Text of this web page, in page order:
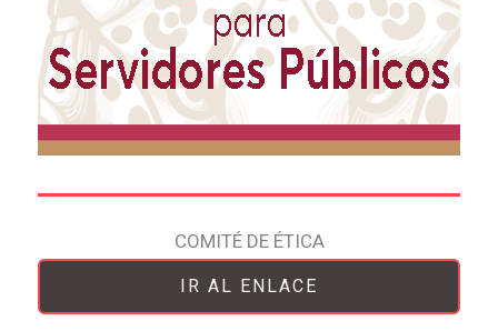
COMITÉ DE ÉTICA
IR AL ENLACE